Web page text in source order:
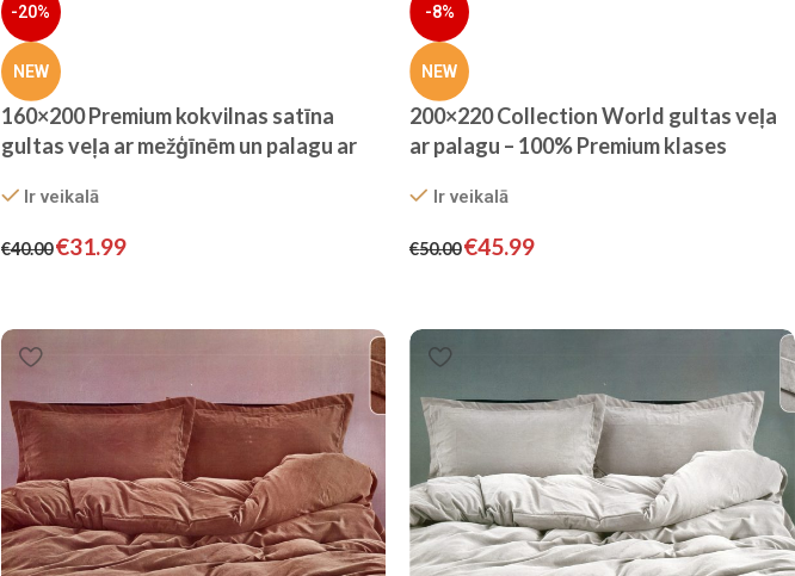
-20%
NEW
160×200 Premium kokvilnas satīna
gultas veļa ar mežģīnēm un palagu ar
Ir veikalā
€40.00€31.99
-8%
NEW
200×220 Collection World gultas veļa
ar palagu – 100% Premium klases
Ir veikalā
€50.00€45.99